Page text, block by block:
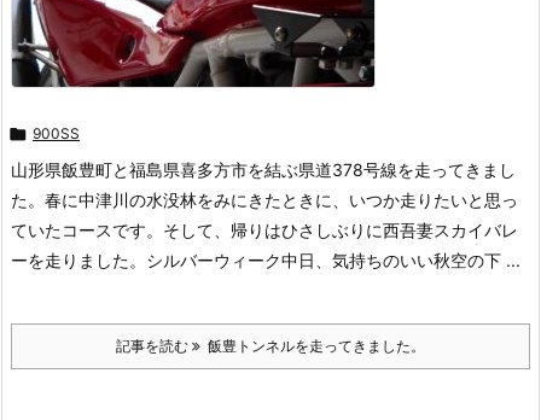
 900SS
山形県飯豊町と福島県喜多方市を結ぶ県道378号線を走ってきまし
た。春に中津川の水没林をみにきたときに、いつか走りたいと思っ
ていたコースです。そして、帰りはひさしぶりに西吾妻スカイバレ
ーを走りました。シルバーウィーク中日、気持ちのいい秋空の下 ...
記事を読む 飯豊トンネルを走ってきました。